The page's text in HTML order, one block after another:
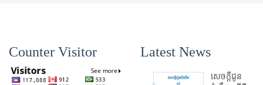
Counter Visitor Latest News
សេចក្តីជូន